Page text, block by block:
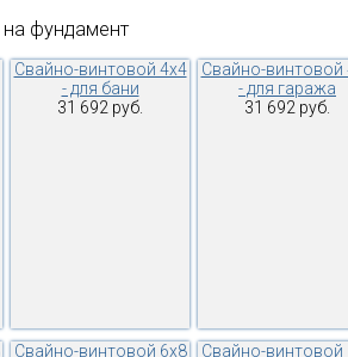
на фундамент
Свайно-винтовой 4х4
- для бани
31 692 руб.
Свайно-винтовой
- для гаража
31 692 руб.
Свайно-винтовой 6х8
Свайно-винтовой